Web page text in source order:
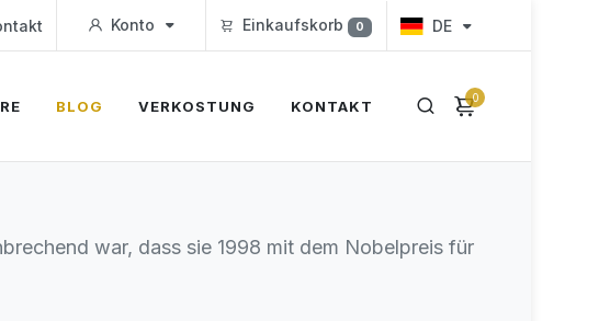
Konto Einkaufskorb 0 DE
0
BLOG VERKOSTUNG KONTAKT
war, dass sie 1998 mit dem Nobelpreis für